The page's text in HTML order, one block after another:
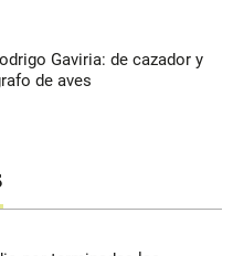
Gaviria: de cazador y
de aves